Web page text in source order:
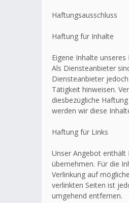
Haftungsausschluss
Haftung für Inhalte
Eigene Inhalte
Als Diensteanbieter
Diensteanbieter
Tätigkeit hinweisen.
diesbezügliche
werden wir diese
Haftung für Links
Unser Angebot enthält
übernehmen. Für die
Verlinkung auf
verlinkten Seiten ist
umgehend entfernen.